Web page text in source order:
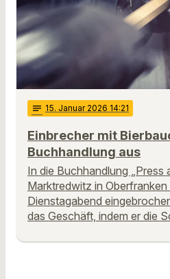
notes 15. Januar 2026 14:21
Einbrecher mit
Buchhandlung aus
In die Buchhandlung
Marktredwitz in Oberfranken
Dienstagabend
das Geschäft, indem er die